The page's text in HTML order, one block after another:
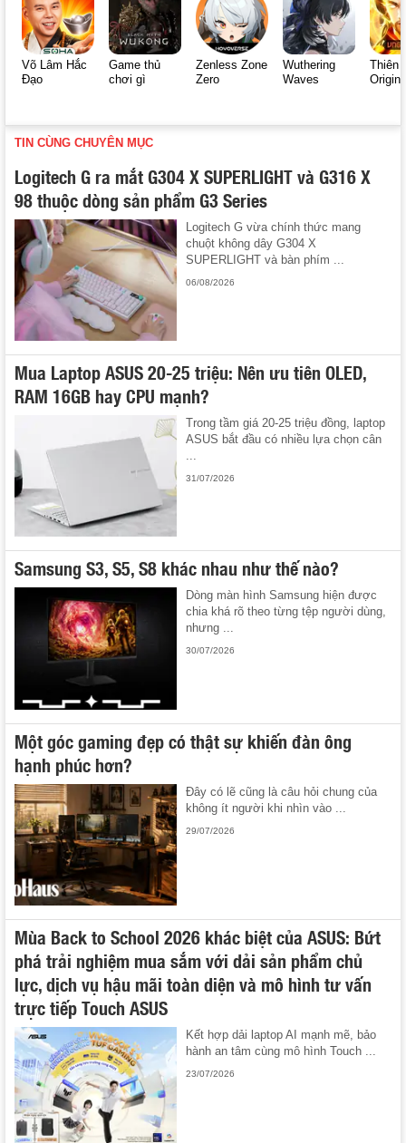
Võ Lâm Hắc
Đạo
Game thủ
chơi gì
Zenless Zone
Zero
Wuthering
Waves
Thiên
Origin
TIN CÙNG CHUYÊN MỤC
Logitech G ra mắt G304 X SUPERLIGHT và G316 X
98 thuộc dòng sản phẩm G3 Series
Logitech G vừa chính thức mang
chuột không dây G304 X
SUPERLIGHT và bàn phím ...
06/08/2026
Mua Laptop ASUS 20-25 triệu: Nên ưu tiên OLED,
RAM 16GB hay CPU mạnh?
Trong tầm giá 20-25 triệu đồng, laptop
ASUS bắt đầu có nhiều lựa chọn cân
...
31/07/2026
Samsung S3, S5, S8 khác nhau như thế nào?
Dòng màn hình Samsung hiện được
chia khá rõ theo từng tệp người dùng,
nhưng ...
30/07/2026
Một góc gaming đẹp có thật sự khiến đàn ông
hạnh phúc hơn?
Đây có lẽ cũng là câu hỏi chung của
không ít người khi nhìn vào ...
29/07/2026
Mùa Back to School 2026 khác biệt của ASUS: Bứt
phá trải nghiệm mua sắm với dải sản phẩm chủ
lực, dịch vụ hậu mãi toàn diện và mô hình tư vấn
trực tiếp Touch ASUS
Kết hợp dải laptop AI mạnh mẽ, bảo
hành an tâm cùng mô hình Touch ...
23/07/2026